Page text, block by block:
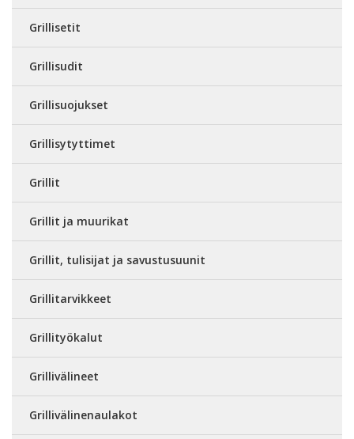
Grillisetit
Grillisudit
Grillisuojukset
Grillisytyttimet
Grillit
Grillit ja muurikat
Grillit, tulisijat ja savustusuunit
Grillitarvikkeet
Grillityökalut
Grillivälineet
Grillivälinenaulakot